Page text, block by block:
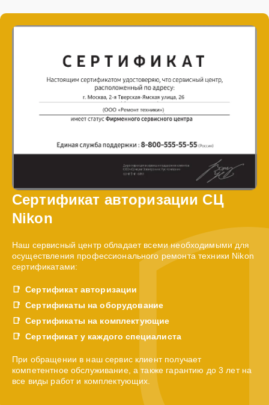
Сертификат авторизации СЦ
Nikon
Наш сервисный центр обладает всеми необходимыми для
осуществления профессионального ремонта техники Nikon
сертификатами:
Сертификат авторизации
Сертификаты на оборудование
Сертификаты на комплектующие
Сертификат у каждого специалиста
При обращении в наш сервис клиент получает
компетентное обслуживание, а также гарантию до 3 лет на
все виды работ и комплектующих.